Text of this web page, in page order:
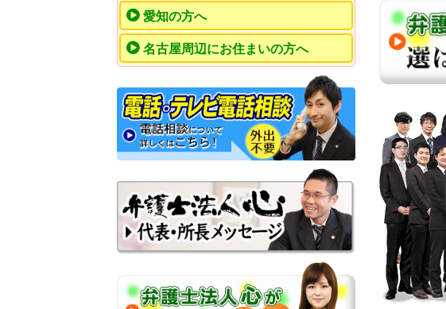
愛知の方へ
名古屋周辺にお住まいの方へ